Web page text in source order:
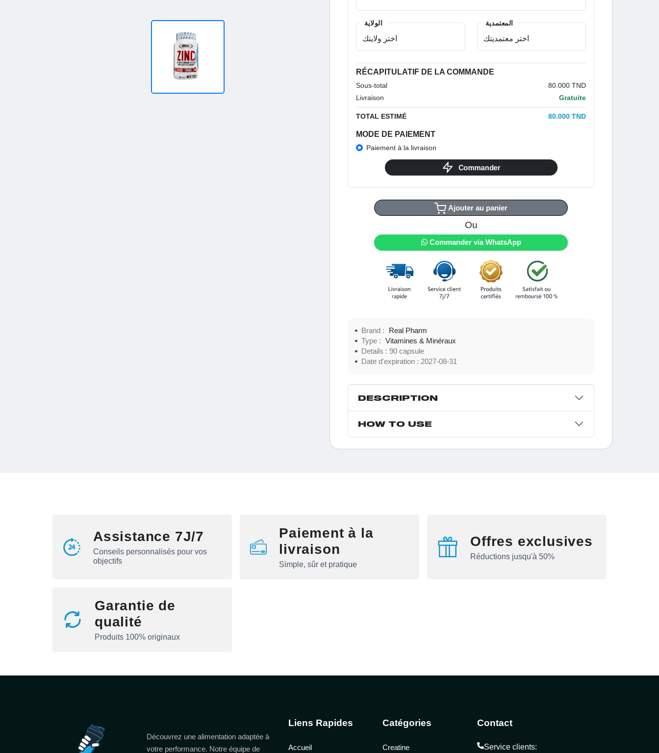
الولاية المعتمدية
RÉCAPITULATIF DE LA COMMANDE
Sous-total
80.000 TND
Livraison
Gratuite
TOTAL ESTIMÉ 80.000 TND
MODE DE PAIEMENT
Paiement à la livraison
Commander
Ajouter au panier
Ou
Commander via WhatsApp
Brand :
Real Pharm
Type :
Vitamines & Minéraux
Details :
90 capsule
Date d'expiration : 2027-08-31
DESCRIPTION
HOW TO USE
Assistance 7J/7
Conseils personnalisés pour vos
objectifs
Paiement à la
livraison
Simple, sûr et pratique
Offres exclusives
Réductions jusqu'à 50%
Garantie de
qualité
Produits 100% originaux
Découvrez une alimentation adaptée à
votre performance. Notre équipe de
Liens Rapides
Accueil
Catégories
Creatine
Contact
Service clients: